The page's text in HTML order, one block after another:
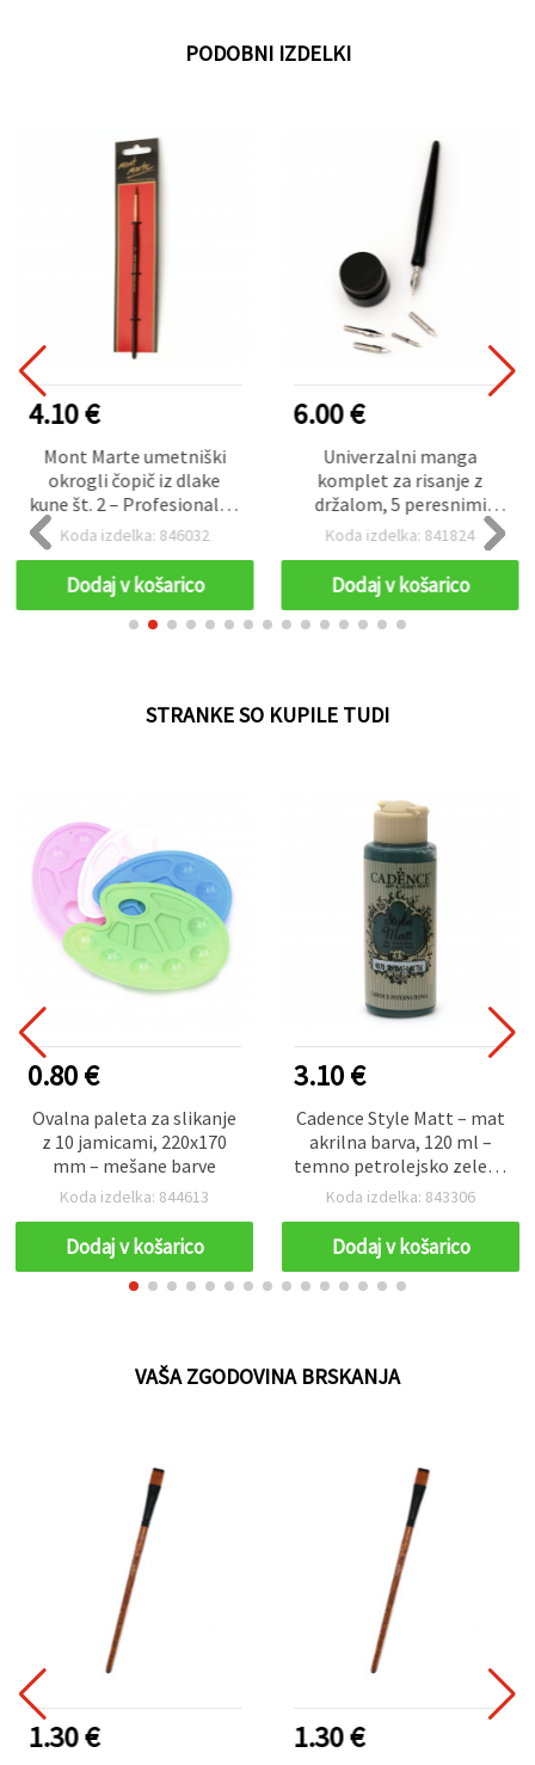
PODOBNI IZDELKI
4.10 €
Mont Marte umetniški
okrogli čopič iz dlake
kune št. 2 – Profesionalna
serija za akvarelne barve
Koda izdelka: 846032
Dodaj v košarico
6.00 €
Univerzalni manga
komplet za risanje z
držalom, 5 peresnimi
konicami in črnim črnilom
Koda izdelka: 841824
Dodaj v košarico
STRANKE SO KUPILE TUDI
0.80 €
Ovalna paleta za slikanje
z 10 jamicami, 220x170
mm – mešane barve
Koda izdelka: 844613
Dodaj v košarico
3.10 €
Cadence Style Matt – mat
akrilna barva, 120 ml –
temno petrolejsko zelena
(Dark Teal 9070), mat
ustvarjanje in DIY na
platno, les, papir in
karton
Koda izdelka: 843306
Dodaj v košarico
VAŠA ZGODOVINA BRSKANJA
1.30 € 1.30 €